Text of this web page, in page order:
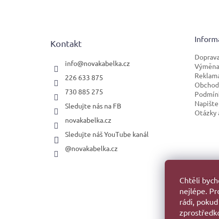
Chtěli
nejlépe.
rádi,
Kontakt
info@novakabelka.cz
226 633 875
730 885 275
Sledujte nás na FB
novakabelka.cz
Sledujte náš YouTube kanál
@novakabelka.cz
Otázky